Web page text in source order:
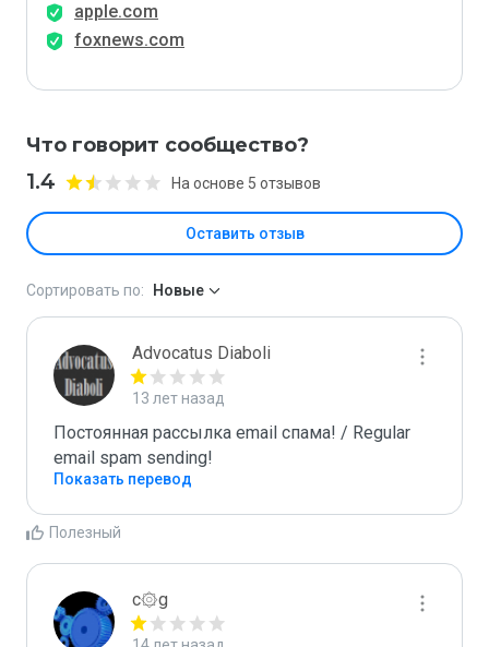
apple.com
foxnews.com
Что говорит сообщество?
1.4 На основе 5 отзывов
Оставить отзыв
Сортировать по: Новые
Advocatus Diaboli
13 лет назад
Постоянная рассылка email спама! / Regular
email spam sending!
Показать перевод
Полезный
c۞g